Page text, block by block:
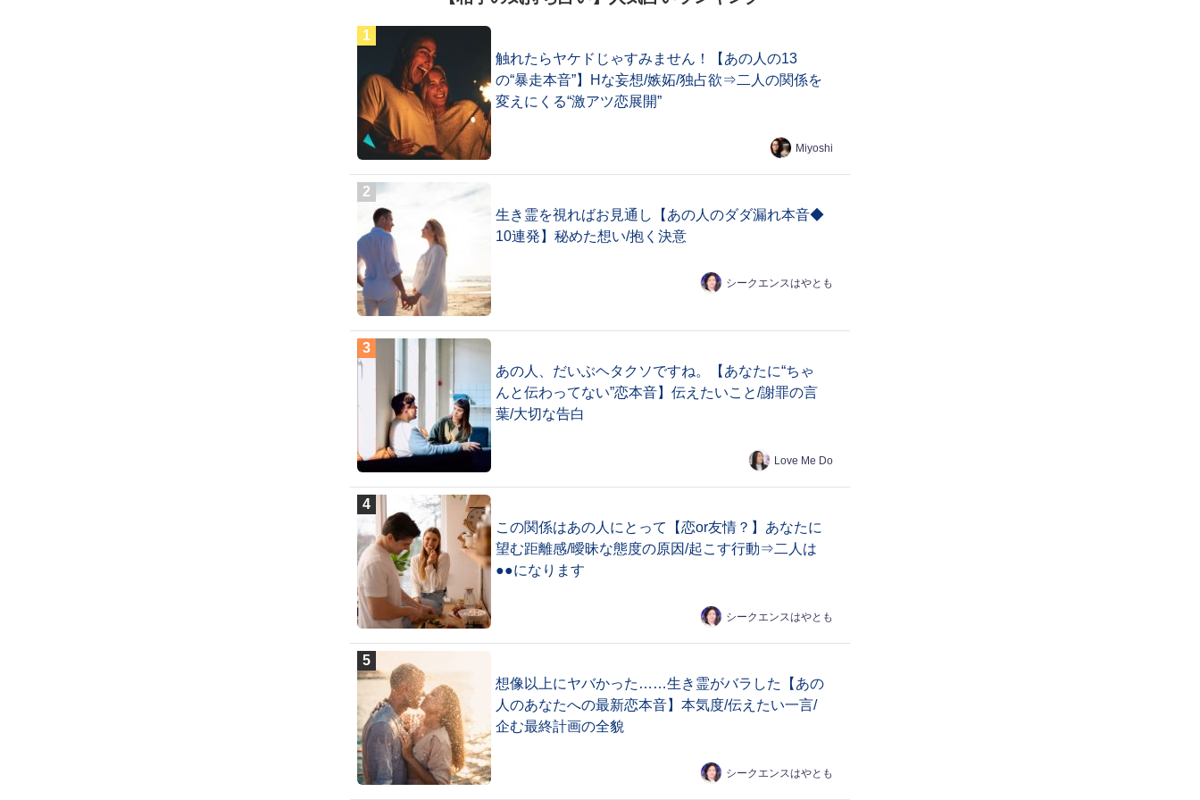
触れたらヤケドじゃすみません！【あの人の13
の“暴走本音”】Hな妄想/嫉妬/独占欲⇒二人の関係を
変えにくる“激アツ恋展開”
Miyoshi
生き霊を視ればお見通し【あの人のダダ漏れ本音◆
10連発】秘めた想い/抱く決意
シークエンスはやとも
あの人、だいぶヘタクソですね。【あなたに“ちゃ
んと伝わってない”恋本音】伝えたいこと/謝罪の言
葉/大切な告白
Love Me Do
この関係はあの人にとって【恋or友情？】あなたに
望む距離感/曖昧な態度の原因/起こす行動⇒二人は
●●になります
シークエンスはやとも
想像以上にヤバかった……生き霊がバラした【あの
人のあなたへの最新恋本音】本気度/伝えたい一言/
企む最終計画の全貌
シークエンスはやとも